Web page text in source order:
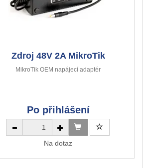
Zdroj 48V 2A MikroTik
MikroTik OEM napájecí adaptér
Po přihlášení
Na dotaz